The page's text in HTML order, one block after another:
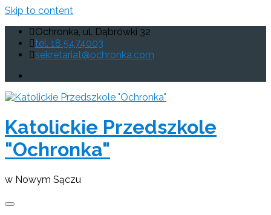
Skip to content
Ochronka, ul. Dąbrówki 32
tel. 18 5474003
sekretariat@ochronka.com
Katolickie Przedszkole
"Ochronka"
w Nowym Sączu